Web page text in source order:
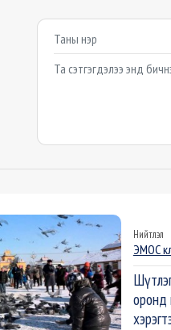
Сэтгэгдэл бичих
Example textarea
Нийтлэл
ЭМОС
оронд